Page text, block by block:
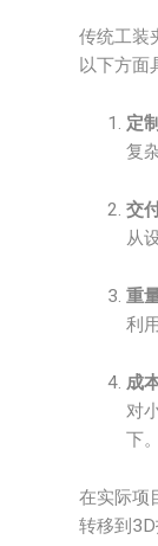
传统工装
以下方面
定
复
交
从
重
利
成
对
下。
在实际项
转移到3D